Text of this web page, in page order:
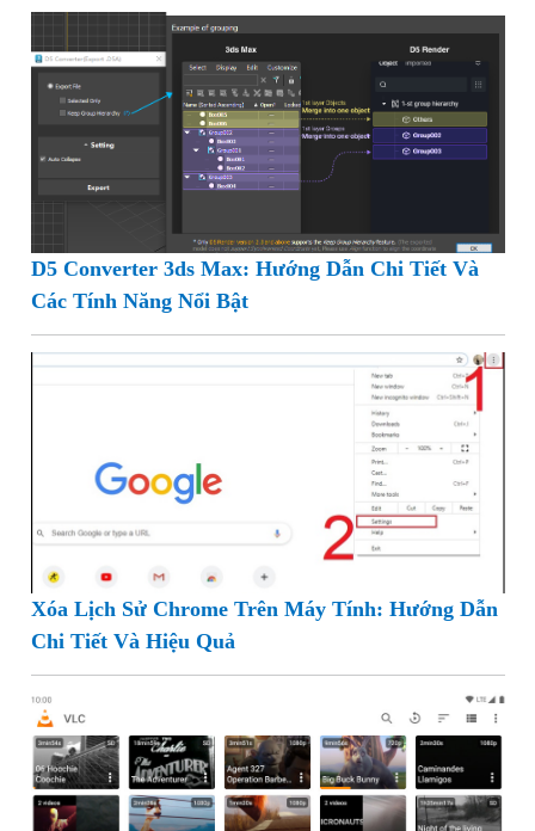
D5 Converter 3ds Max: Hướng Dẫn Chi Tiết Và
Các Tính Năng Nổi Bật
Xóa Lịch Sử Chrome Trên Máy Tính: Hướng Dẫn
Chi Tiết Và Hiệu Quả